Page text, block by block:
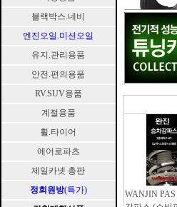
블랙박스.네비
엔진오일.미션오일
유지.관리용품
안전.편의용품
RV.SUV용품
계절용품
휠.타이어
에어로파츠
제일카넷 총판
정회원방(특가)
WANJIN